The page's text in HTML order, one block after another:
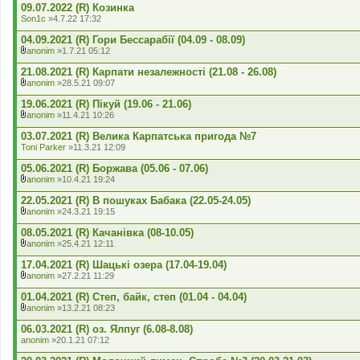
09.07.2022 (R) Козинка
Son1c »4.7.22 17:32
04.09.2021 (R) Гори Бессарабії (04.09 - 08.09)
к
л
а
д
е
н
н
я
anonim »1.7.21 05:12
21.08.2021 (R) Карпати незалежності (21.08 - 26.08)
к
л
а
д
е
н
н
я
anonim »28.5.21 09:07
19.06.2021 (R) Пікуй (19.06 - 21.06)
к
л
а
д
е
н
н
я
anonim »11.4.21 10:26
03.07.2021 (R) Велика Карпатська пригода №7
Toni Parker »11.3.21 12:09
05.06.2021 (R) Боржава (05.06 - 07.06)
к
л
а
д
е
н
н
я
anonim »10.4.21 19:24
22.05.2021 (R) В пошуках Бабака (22.05-24.05)
к
л
а
д
е
н
н
я
anonim »24.3.21 19:15
08.05.2021 (R) Качанівка (08-10.05)
к
л
а
д
е
н
н
я
anonim »25.4.21 12:11
17.04.2021 (R) Шацькі озера (17.04-19.04)
к
л
а
д
е
н
н
anonim »27.2.21 11:29
01.04.2021 (R) Степ, байк, степ (01.04 - 04.04)
к
л
а
д
anonim »13.2.21 08:23
06.03.2021 (R) оз. Ялпуг (6.08-8.08)
anonim »20.1.21 07:12